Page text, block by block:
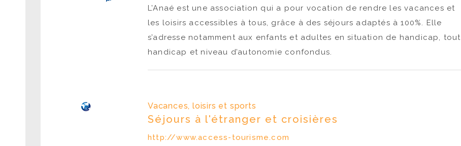
L’Anaé est une association qui a pour vocation de rendre les vacances et
les loisirs accessibles à tous, grâce à des séjours adaptés à 100%. Elle
s’adresse notamment aux enfants et adultes en situation de handicap, tout
handicap et niveau d’autonomie confondus.
Vacances, loisirs et sports
Séjours à l'étranger et croisières
http://www.access-tourisme.com